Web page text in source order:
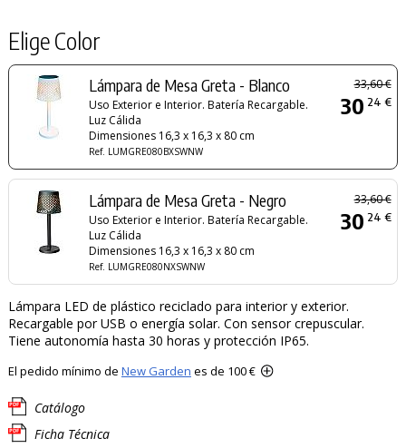
Elige Color
Lámpara de Mesa Greta - Blanco
Uso Exterior e Interior. Batería Recargable.
Luz Cálida
Dimensiones 16,3 x 16,3 x 80 cm
Ref. LUMGRE080BXSWNW
33,60 €
30 24 €
Lámpara de Mesa Greta - Negro
Uso Exterior e Interior. Batería Recargable.
Luz Cálida
Dimensiones 16,3 x 16,3 x 80 cm
Ref. LUMGRE080NXSWNW
33,60 €
30 24 €
Lámpara LED de plástico reciclado para interior y exterior.
Recargable por USB o energía solar. Con sensor crepuscular.
Tiene autonomía hasta 30 horas y protección IP65.
El pedido mínimo de New Garden es de 100 €
Catálogo
Ficha Técnica